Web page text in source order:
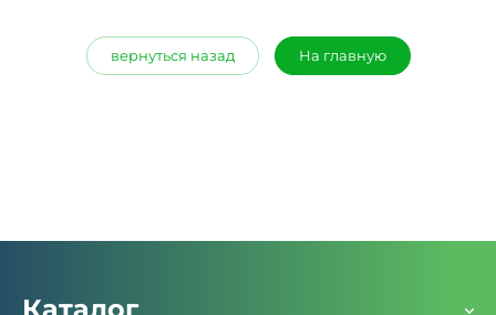
вернуться назад На главную